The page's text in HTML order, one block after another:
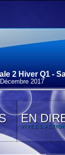
2 Hiver Q1 -
2017
EN
VIVEZ